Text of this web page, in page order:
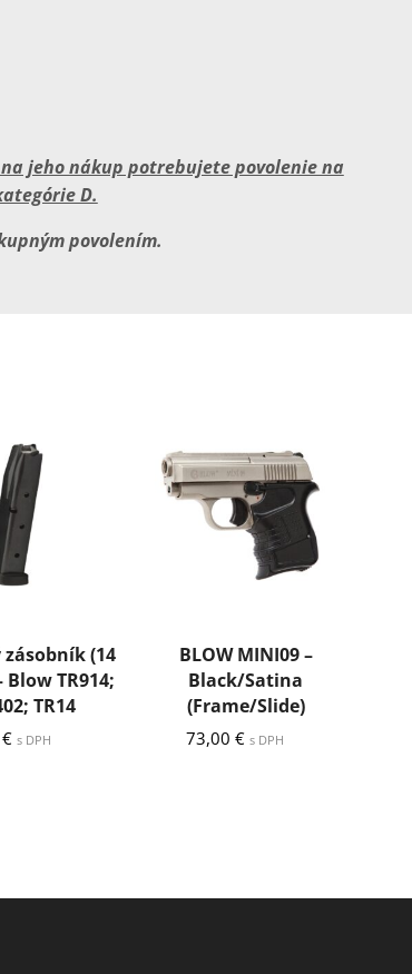
jeho nákup potrebujete povolenie na
D.
povolením.
(14
TR914;
TR14
€ s DPH
BLOW MINI09 –
Black/Satina
(Frame/Slide)
73,00 € s DPH